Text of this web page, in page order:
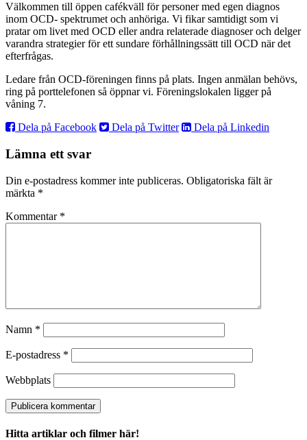
Välkommen till öppen cafékväll för personer med egen diagnos
inom OCD- spektrumet och anhöriga. Vi fikar samtidigt som vi
pratar om livet med OCD eller andra relaterade diagnoser och delger
varandra strategier för ett sundare förhållningssätt till OCD när det
efterfrågas.
Ledare från OCD-föreningen finns på plats. Ingen anmälan behövs,
ring på porttelefonen så öppnar vi. Föreningslokalen ligger på
våning 7.
Dela på Facebook
Dela på Twitter Dela på Linkedin
Lämna ett svar
Din e-postadress kommer inte publiceras. Obligatoriska fält är
märkta *
Kommentar *
Namn *
E-postadress *
Webbplats
Hitta artiklar och filmer här!